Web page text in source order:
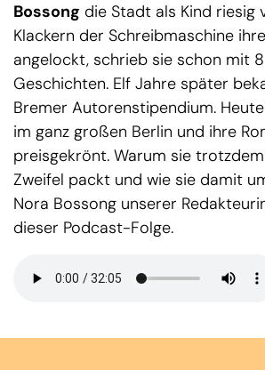
Bossong die Stadt als Kind riesig
Klackern der Schreibmaschine
angelockt, schrieb sie schon mit
Geschichten. Elf Jahre später
Bremer Autorenstipendium.
im ganz großen Berlin und ihre
preisgekrönt. Warum sie
Zweifel packt und wie sie damit
Nora Bossong unserer
dieser Podcast-Folge.